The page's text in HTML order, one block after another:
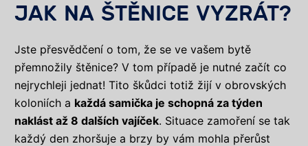
JAK NA ŠTĚNICE VYZRÁT?
Jste přesvědčení o tom, že se ve vašem bytě
přemnožily štěnice? V tom případě je nutné začít co
nejrychleji jednat! Tito škůdci totiž žijí v obrovských
koloniích a každá samička je schopná za týden
naklást až 8 dalších vajíček. Situace zamoření se tak
každý den zhoršuje a brzy by vám mohla přerůst